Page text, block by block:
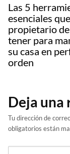
Las 5
esenciales
propietario
tener para
su casa en
orden
Deja una
Tu dirección de
obligatorios están